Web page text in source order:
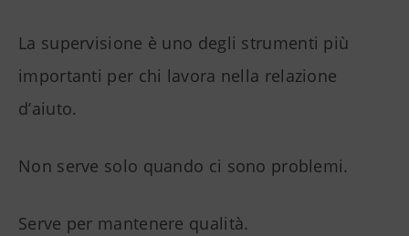
La supervisione è uno degli strumenti più
importanti per chi lavora nella relazione
d’aiuto.
Non serve solo quando ci sono problemi.
Serve per mantenere qualità.